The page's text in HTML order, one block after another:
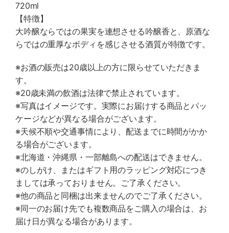
720ml
【特徴】
大吟醸ならではの果実を連想させる吟醸香と、原酒な
らではの重厚なボディを感じさせる酒質が特徴です。
※お酒の販売は20歳以上の方に限らせていただきま
す。
※20歳未満の飲酒は法律で禁止されています。
※写真はイメージです。実際にお届けする商品とパッ
ケージなどが異なる場合がございます。
※天候不順や交通事情により、配送までに時間がかか
る場合がございます。
※北海道・沖縄県・一部離島への配送はできません。
※のしがけ、またはギフト用のラッピング対応につき
ましては承っておりません。ご了承ください。
※他の商品と同梱は出来ませんのでご了承ください。
※同一のお届け先でも複数商品をご購入の場合は、お
届け日が異なる場合があります。